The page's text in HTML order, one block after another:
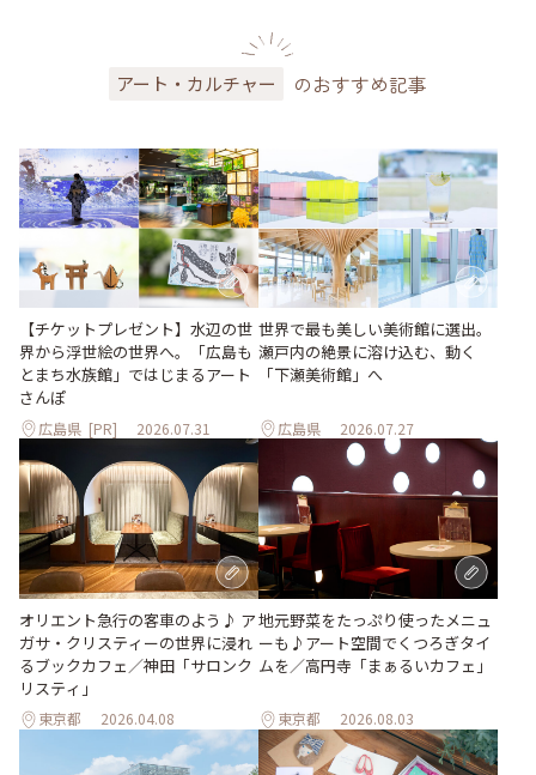
アート・カルチャー のおすすめ記事
【チケットプレゼント】水辺の世
界から浮世絵の世界へ。「広島も
とまち水族館」ではじまるアート
さんぽ
広島県 [PR] 2026.07.31
世界で最も美しい美術館に選出。
瀬戸内の絶景に溶け込む、動く
「下瀬美術館」へ
広島県 2026.07.27
オリエント急行の客車のよう♪ ア
ガサ・クリスティーの世界に浸れ
るブックカフェ／神田「サロンク
リスティ」
東京都 2026.04.08
地元野菜をたっぷり使ったメニュ
ーも♪アート空間でくつろぎタイ
ムを／高円寺「まぁるいカフェ」
東京都 2026.08.03